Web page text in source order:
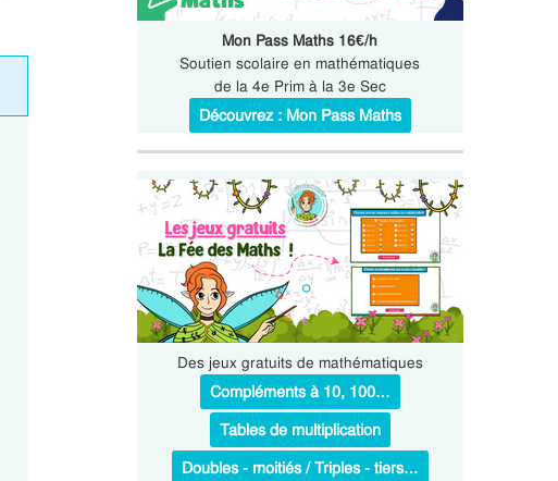
Mon Pass Maths 16€/h
Soutien scolaire en mathématiques
de la 4e Prim à la 3e Sec
Découvrez : Mon Pass Maths
Des jeux gratuits de mathématiques
Compléments à 10, 100…
Tables de multiplication
Doubles - moitiés / Triples - tiers…